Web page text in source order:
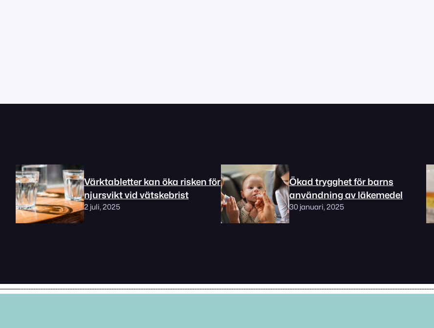
Värktabletter kan öka risken för
njursvikt vid vätskebrist
2 juli, 2025
Ökad trygghet för barns
användning av läkemedel
30 januari, 2025